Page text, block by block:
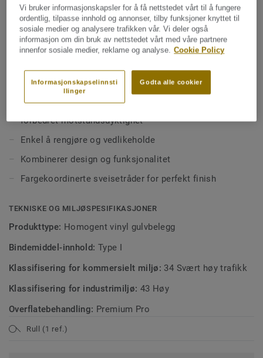
funksjonelle behov og lave vedlikeholdskostnader. Eclipse
Premium finnes i 56 farger fordelt på to designvarianter;
Classic – tydelige kontraster med kombinasjoner av
Spirit – et mer subtilt uttrykk med lav kontrast,
tilgjengelig i varme og kalde nøytrale toner samt friske
aksentfarger
Se mer
NØKKELEGENSKAPER
Inneholder i gjennomsnitt 25 % resirkulert materiale
Premium Pro-overflate for enklere vedlikehold og
forbedret motstandsdyktighet
Enkel å rengjøre og vedlikeholde
Kombinerer design og funksjonalitet
Fargekoordinerte sveisetråder for perfekt finish
TEKNISKE OG MILJØSPESIFIKASJONER
Produkttype: Homogent vinyl gulvbelegg
Bindemiddel-innhold: Type I
Klassifisering for kommersielt miljø: 34 Svært høy trafikk
Klassifisering for industrimiljø: 43 Høy
Overflatebehandling: Premium Pro
Rull (1 ref.)
Vi bruker informasjonskapsler for å få nettstedet vårt til å fungere
ordentlig, tilpasse innhold og annonser, tilby funksjoner knyttet til
sosiale medier og analysere trafikken vår. Vi deler også
informasjon om din bruk av nettstedet vårt med våre partnere
innenfor sosiale medier, reklame og analyse. Cookie Policy
Godta alle cookier
Informasjonskapselinnsti
llinger